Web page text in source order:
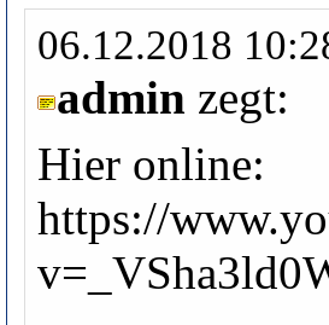
06.12.2018
admin zegt:
Hier online:
https://